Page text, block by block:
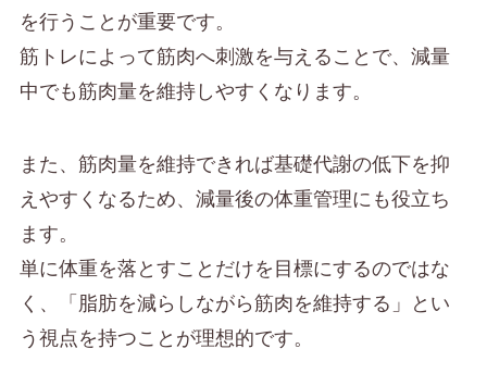
を行うことが重要です。
筋トレによって筋肉へ刺激を与えることで、減量
中でも筋肉量を維持しやすくなります。
また、筋肉量を維持できれば基礎代謝の低下を抑
えやすくなるため、減量後の体重管理にも役立ち
ます。
単に体重を落とすことだけを目標にするのではな
く、「脂肪を減らしながら筋肉を維持する」とい
う視点を持つことが理想的です。